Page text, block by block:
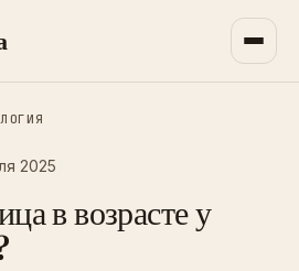
2025
в возрасте у